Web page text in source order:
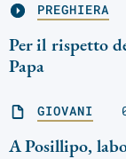
PREGHIERA
Per il rispetto
Papa
GIOVANI
A Posillipo,